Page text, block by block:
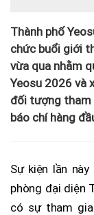
Thành phố
chức buổi giới
vừa qua nhằm
Yeosu 2026 và
đối tượng tham
báo chí hàng
Sự kiện lần
phòng đại diện
có sự tham